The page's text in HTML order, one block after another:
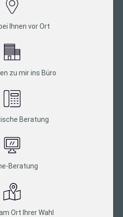
Ihnen vor Ort
zu mir ins Büro
Beratung
Beratung
Ort Ihrer Wahl